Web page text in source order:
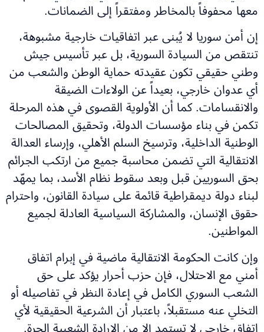
معها محفوفاً بالمخاطر ومفتقراً إلى الضمانات.
إن أمن سوريا لا يُبنى عبر اتفاقيات خارجية مشبوهة،
تنتقص من السيادة السورية، بل عبر تأسيس جيش
وطني حقيقي تكون عقيدته حماية الوطن والشعب من
أي عدوان خارجي، بعيداً عن الولاءات الضيقة
والانقسامات. كما أن الأولوية القصوى في هذه المرحلة
تكمن في بناء مؤسسات الدولة، وتحقيق المصالحات
الوطنية الداخلية، وترسيخ السلم الأهلي، وإرساء العدالة
الانتقالية التي تضمن محاسبة جميع من ارتكب الجرائم
بحق السوريين قبل وبعد سقوط نظام الأسد، بما يمهّد
لبناء دولة ديمقراطية قائمة على سيادة القانون، واحترام
حقوق الإنسان، والمشاركة السياسية العادلة لجميع
المواطنين.
وإن كانت الحكومة الانتقالية ماضية في إبرام اتفاق
أمني مع الاحتلال، فإن حزب أحرار يؤكد على حق
الشعب السوري الكامل في إعادة النظر في تفاصيله أو
التخلي عنه مستقبلاً، باعتبار أن الشرعية الحقيقية لأي
اتفاق خارجي لا تستمد إلا من الإرادة الشعبية الحرة.